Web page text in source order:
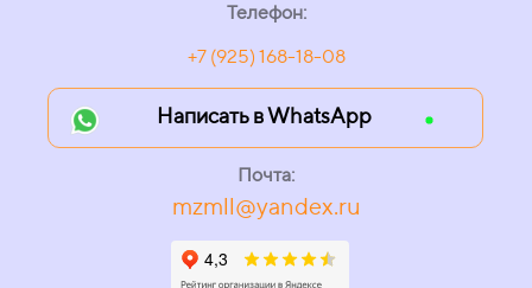
Телефон:
+7 (925) 168-18-08
Написать в WhatsApp
Почта:
mzmll@yandex.ru